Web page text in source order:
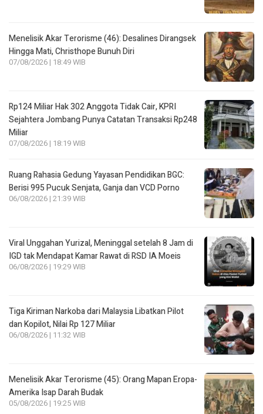
Menelisik Akar Terorisme (46): Desalines Dirangsek
Hingga Mati, Christhope Bunuh Diri
07/08/2026 | 18:49 WIB
Rp124 Miliar Hak 302 Anggota Tidak Cair, KPRI
Sejahtera Jombang Punya Catatan Transaksi Rp248
Miliar
07/08/2026 | 18:19 WIB
Ruang Rahasia Gedung Yayasan Pendidikan BGC:
Berisi 995 Pucuk Senjata, Ganja dan VCD Porno
06/08/2026 | 21:39 WIB
Viral Unggahan Yurizal, Meninggal setelah 8 Jam di
IGD tak Mendapat Kamar Rawat di RSD IA Moeis
06/08/2026 | 19:29 WIB
Tiga Kiriman Narkoba dari Malaysia Libatkan Pilot
dan Kopilot, Nilai Rp 127 Miliar
06/08/2026 | 11:32 WIB
Menelisik Akar Terorisme (45): Orang Mapan Eropa-
Amerika Isap Darah Budak
05/08/2026 | 19:25 WIB